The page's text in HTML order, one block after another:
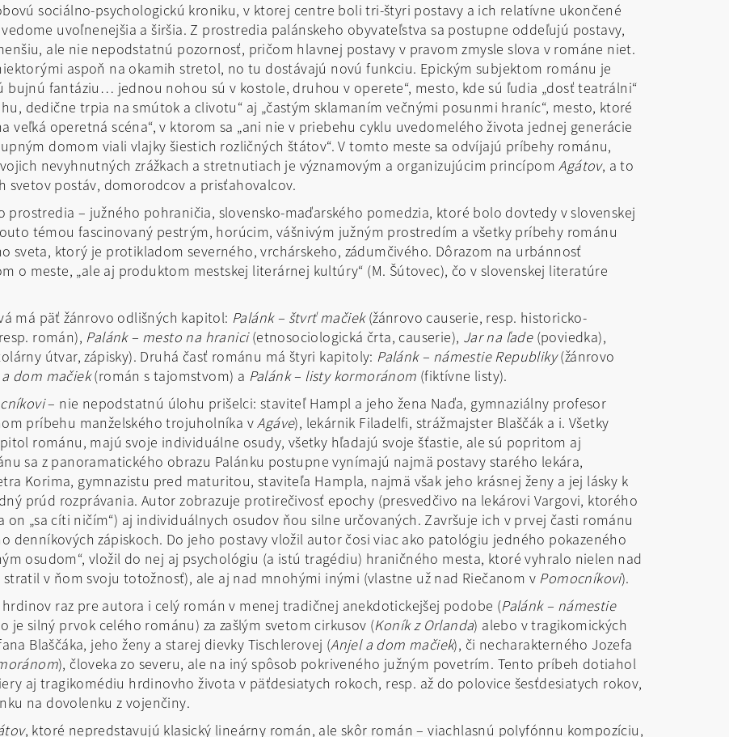
sociálno-psychologickú kroniku, v ktorej centre boli tri-štyri postavy a ich relatívne ukončené
uvoľnenejšia a širšia. Z prostredia palánskeho obyvateľstva sa postupne oddeľujú postavy,
ale nie nepodstatnú pozornosť, pričom hlavnej postavy v pravom zmysle slova v románe niet.
aspoň na okamih stretol, no tu dostávajú novú funkciu. Epickým subjektom románu je
bujnú fantáziu… jednou nohou sú v kostole, druhou v operete“, mesto, kde sú ľudia „dosť teatrálni“
dedične trpia na smútok a clivotu“ aj „častým sklamaním večnými posunmi hraníc“, mesto, ktoré
veľká operetná scéna“, v ktorom sa „ani nie v priebehu cyklu uvedomelého života jednej generácie
domom viali vlajky šiestich rozličných štátov“. V tomto meste sa odvíjajú príbehy románu,
nevyhnutných zrážkach a stretnutiach je významovým a organizujúcim princípomAgátov, a to
postáv, domorodcov a prisťahovalcov.
prostredia – južného pohraničia, slovensko-maďarského pomedzia, ktoré bolo dovtedy v slovenskej
témou fascinovaný pestrým, horúcim, vášnivým južným prostredím a všetky príbehy románu
sveta, ktorý je protikladom severného, vrchárskeho, zádumčivého. Dôrazom na urbánnosť
o meste, „ale aj produktom mestskej literárnej kultúry“ (M. Šútovec), čo v slovenskej literatúre
má päť žánrovo odlišných kapitol: Palánk – štvrť mačiek(žánrovo causerie, resp. historicko-
román), Palánk – mesto na hranici(etnosociologická črta, causerie), Jar na ľade(poviedka),
útvar, zápisky). Druhá časť románu má štyri kapitoly: Palánk – námestie Republiky(žánrovo
dom mačiek(román s tajomstvom) a Palánk – listy kormoránom (fiktívne listy).
– nie nepodstatnú úlohu prišelci: staviteľ Hampl a jeho žena Naďa, gymnaziálny profesor
príbehu manželského trojuholníka vAgáve), lekárnik Filadelfi, strážmajster Blaščák a i. Všetky
románu, majú svoje individuálne osudy, všetky hľadajú svoje šťastie, ale sú popritom aj
sa z panoramatického obrazu Palánku postupne vynímajú najmä postavy starého lekára,
Korima, gymnazistu pred maturitou, staviteľa Hampla, najmä však jeho krásnej ženy a jej lásky k
prúd rozprávania. Autor zobrazuje protirečivosť epochy (presvedčivo na lekárovi Vargovi, ktorého
on „sa cíti ničím“) aj individuálnych osudov ňou silne určovaných. Završuje ich v prvej časti románu
denníkových zápiskoch. Do jeho postavy vložil autor čosi viac ako patológiu jedného pokazeného
osudom“, vložil do nej aj psychológiu (a istú tragédiu) hraničného mesta, ktoré vyhralo nielen nad
v ňom svoju totožnosť), ale aj nad mnohými inými (vlastne už nad Riečanom v Pomocníkovi).
raz pre autora i celý román v menej tradičnej anekdotickejšej podobe (Palánk – námestie
je silný prvok celého románu) za zašlým svetom cirkusov (Koník z Orlanda) alebo v tragikomických
Blaščáka, jeho ženy a starej dievky Tischlerovej (Anjel a dom mačiek), či necharakterného Jozefa
), človeka zo severu, ale na iný spôsob pokriveného južným povetrím. Tento príbeh dotiahol
aj tragikomédiu hrdinovho života v päťdesiatych rokoch, resp. až do polovice šesťdesiatych rokov,
na dovolenku z vojenčiny.
, ktoré nepredstavujú klasický lineárny román, ale skôr román – viachlasnú polyfónnu kompozíciu,